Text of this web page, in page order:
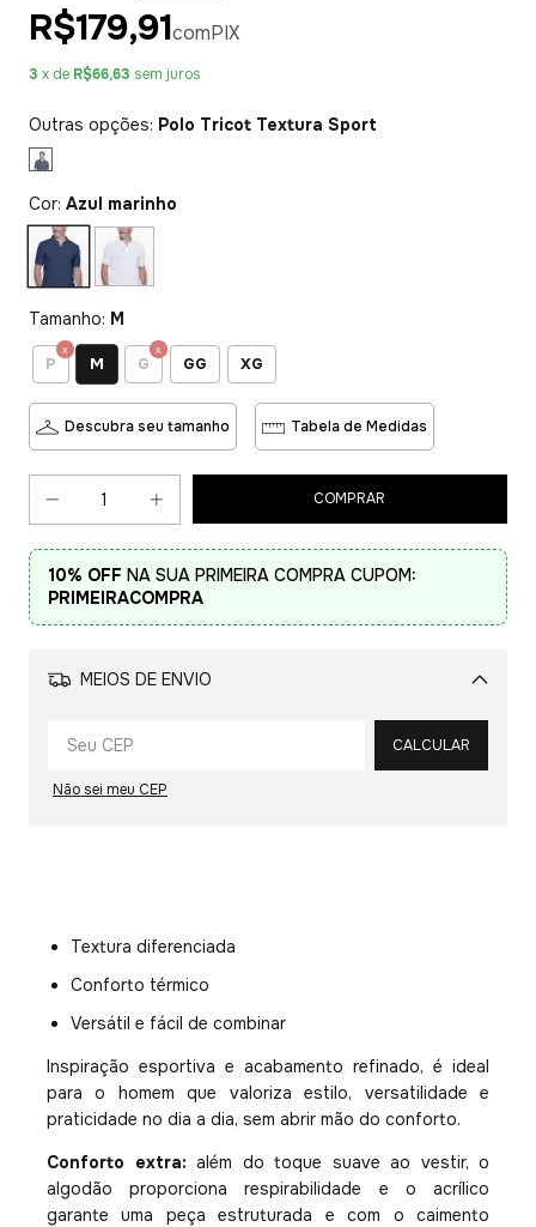
R$179,91comPIX
3 x de R$66,63 sem juros
Outras opções: Polo Tricot Textura Sport
Cor: Azul marinho
Tamanho: M
P M G GG XG
Descubra seu tamanho Tabela de Medidas
10% OFF NA SUA PRIMEIRA COMPRA CUPOM:
PRIMEIRACOMPRA
MEIOS DE ENVIO
Alterar CEP
CALCULAR
Não sei meu CEP
Textura diferenciada
Conforto térmico
Versátil e fácil de combinar
Inspiração esportiva e acabamento refinado, é ideal
para o homem que valoriza estilo, versatilidade e
praticidade no dia a dia, sem abrir mão do conforto.
Conforto extra: além do toque suave ao vestir, o
algodão proporciona respirabilidade e o acrílico
garante uma peça estruturada e com o caimento